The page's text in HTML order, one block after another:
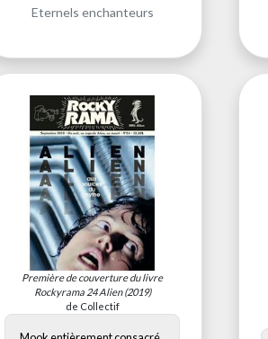
Eternels enchanteurs
Première de couverture du livre
Rockyrama 24 Alien(2019)
de Collectif